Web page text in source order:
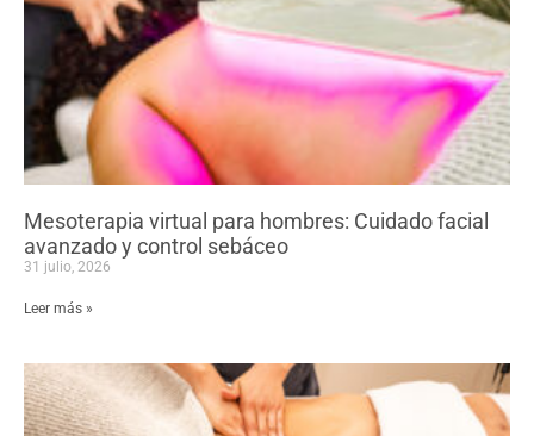
Mesoterapia virtual para hombres: Cuidado facial
avanzado y control sebáceo
31 julio, 2026
Leer más »